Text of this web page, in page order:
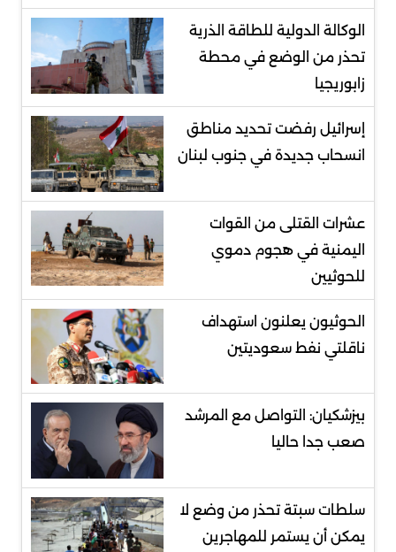
الوكالة الدولية للطاقة الذرية
تحذر من الوضع في محطة
زابوريجيا
إسرائيل رفضت تحديد مناطق
انسحاب جديدة في جنوب لبنان
عشرات القتلى من القوات
اليمنية في هجوم دموي
للحوثيين
الحوثيون يعلنون استهداف
ناقلتي نفط سعوديتين
بيزشكيان: التواصل مع المرشد
صعب جدا حاليا
سلطات سبتة تحذر من وضع لا
يمكن أن يستمر للمهاجرين